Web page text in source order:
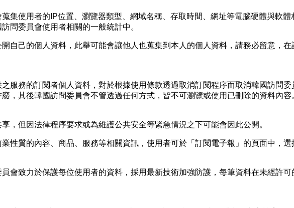
集使用者的IP位置、瀏覽器類型、網域名稱、存取時間、網址等電腦硬體與軟
問委員會使用者相關的一般統計中。
自己的個人資料，此舉可能會讓他人也蒐集到本人的個人資料，請務必留意，
服務的訂閱者個人資料，對於根據使用條款透過取消訂閱程序而取消韓國訪問
，其後韓國訪問委員會不管透過任何方式，皆不可瀏覽或使用已刪除的資料內容
，但因法律程序要求或為維護公共安全等緊急情況之下可能會因此公開。
性質的內容、商品、服務等相關資訊，使用者可於「訂閱電子報」的頁面中，選
會致力於保護每位使用者的資料，採用最新技術加強防護，每筆資料在未經許可